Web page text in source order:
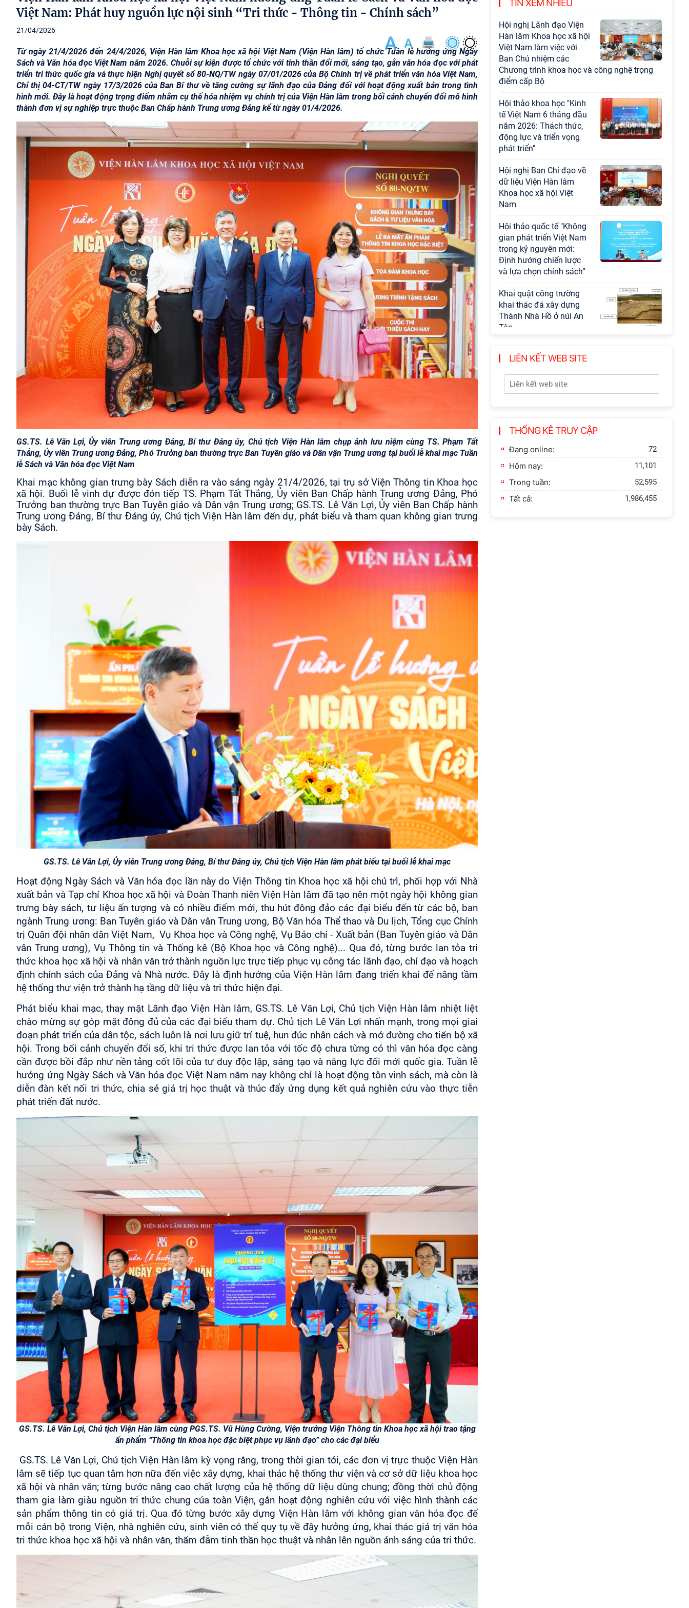
Việt Nam: Phát huy nguồn lực nội sinh “Tri thức - Thông tin - Chính sách”
21/04/2026
Từ ngày 21/4/2026 đến 24/4/2026, Viện Hàn lâm Khoa học xã hội Việt Nam (Viện Hàn lâm) tổ chức Tuần lễ hưởng ứng Ngày
Sách và Văn hóa đọc Việt Nam năm 2026. Chuỗi sự kiện được tổ chức với tinh thần đổi mới, sáng tạo, gắn văn hóa đọc với phát
triển tri thức quốc gia và thực hiện Nghị quyết số 80-NQ/TW ngày 07/01/2026 của Bộ Chính trị về phát triển văn hóa Việt Nam,
Chỉ thị 04-CT/TW ngày 17/3/2026 của Ban Bí thư về tăng cường sự lãnh đạo của Đảng đối với hoạt động xuất bản trong tình
hình mới. Đây là hoạt động trọng điểm nhằm cụ thể hóa nhiệm vụ chính trị của Viện Hàn lâm trong bối cảnh chuyển đổi mô hình
thành đơn vị sự nghiệp trực thuộc Ban Chấp hành Trung ương Đảng kể từ ngày 01/4/2026.
GS.TS. Lê Văn Lợi, Ủy viên Trung ương Đảng, Bí thư Đảng ủy, Chủ tịch Viện Hàn lâm chụp ảnh lưu niệm cùng TS. Phạm Tất
Thắng, Ủy viên Trung ương Đảng, Phó Trưởng ban thường trực Ban Tuyên giáo và Dân vận Trung ương tại buổi lễ khai mạc Tuần
lễ Sách và Văn hóa đọc Việt Nam
Khai mạc không gian trưng bày Sách diễn ra vào sáng ngày 21/4/2026, tại trụ sở Viện Thông tin Khoa học
xã hội. Buổi lễ vinh dự được đón tiếp TS. Phạm Tất Thắng, Ủy viên Ban Chấp hành Trung ương Đảng, Phó
Trưởng ban thường trực Ban Tuyên giáo và Dân vận Trung ương; GS.TS. Lê Văn Lợi, Ủy viên Ban Chấp hành
Trung ương Đảng, Bí thư Đảng ủy, Chủ tịch Viện Hàn lâm đến dự, phát biểu và tham quan không gian trưng
bày Sách.
GS.TS. Lê Văn Lợi, Ủy viên Trung ương Đảng, Bí thư Đảng ủy, Chủ tịch Viện Hàn lâm phát biểu tại buổi lễ khai mạc
Hoạt động Ngày Sách và Văn hóa đọc lần này do Viện Thông tin Khoa học xã hội chủ trì, phối hợp với Nhà
xuất bản và Tạp chí Khoa học xã hội và Đoàn Thanh niên Viện Hàn lâm đã tạo nên một ngày hội không gian
trưng bày sách, tư liệu ấn tượng và có nhiều điểm mới, thu hút đông đảo các đại biểu đến từ các bộ, ban
ngành Trung ương: Ban Tuyên giáo và Dân vân Trung ương, Bộ Văn hóa Thể thao và Du lịch,Tổng cục Chính
trị Quân đội nhân dân Việt Nam,Vụ Khoa học và Công nghệ, Vụ Báo chí - Xuất bản (Ban Tuyên giáo và Dân
vân Trung ương), Vụ Thông tin và Thống kê (Bộ Khoa học và Công nghệ)... Qua đó, từng bước lan tỏa tri
thức khoa học xã hội và nhân văn trở thành nguồn lực trực tiếp phục vụ công tác lãnh đạo, chỉ đạo và hoạch
định chính sách của Đảng và Nhà nước. Đây là định hướng của Viện Hàn lâm đang triển khai để nâng tầm
hệ thống thư viện trở thành hạ tầng dữ liệu và tri thức hiện đại.
Phát biểu khai mạc, thay mặt Lãnh đạo Viện Hàn lâm, GS.TS. Lê Văn Lợi, Chủ tịch Viện Hàn lâm nhiệt liệt
chào mừng sự góp mặt đông đủ của các đại biểu tham dự. Chủ tịch Lê Văn Lợi nhấn mạnh, trong mọi giai
đoạn phát triển của dân tộc, sách luôn là nơi lưu giữ trí tuệ, hun đúc nhân cách và mở đường cho tiến bộ xã
hội. Trong bối cảnh chuyển đổi số, khi tri thức được lan tỏa với tốc độ chưa từng có thì văn hóa đọc càng
cần được bồi đắp như nền tảng cốt lõi của tư duy độc lập, sáng tạo và năng lực đổi mới quốc gia. Tuần lễ
hưởng ứng Ngày Sách và Văn hóa đọc Việt Nam năm nay không chỉ là hoạt động tôn vinh sách, mà còn là
diễn đàn kết nối tri thức, chia sẻ giá trị học thuật và thúc đẩy ứng dụng kết quả nghiên cứu vào thực tiễn
phát triển đất nước.
GS.TS. Lê Văn Lợi, Chủ tịch Viện Hàn lâm cùng PGS.TS. Vũ Hùng Cường, Viện trưởng Viện Thông tin Khoa học xã hội trao tặng
ấn phẩm “Thông tin khoa học đặc biệt phục vụ lãnh đạo” cho các đại biểu
GS.TS. Lê Văn Lợi, Chủ tịch Viện Hàn lâm kỳ vọng rằng, trong thời gian tới, các đơn vị trực thuộc Viện Hàn
lâm sẽ tiếp tục quan tâm hơn nữa đến việc xây dựng, khai thác hệ thống thư viện và cơ sở dữ liệu khoa học
xã hội và nhân văn; từng bước nâng cao chất lượng của hệ thống dữ liệu dùng chung; đồng thời chủ động
tham gia làm giàu nguồn tri thức chung của toàn Viện, gắn hoạt động nghiên cứu với việc hình thành các
sản phẩm thông tin có giá trị. Qua đó từng bước xây dựng Viện Hàn lâm với không gian văn hóa đọc để
mỗi cán bộ trong Viện, nhà nghiên cứu, sinh viên có thể quy tụ về đây hưởng ứng, khai thác giá trị văn hóa
tri thức khoa học xã hội và nhân văn, thấm đẫm tinh thần học thuật và nhân lên nguồn ánh sáng của tri thức.
TIN XEM NHIỀU
đạo sự nghiệp xây dựng chủ nghĩa xã hội
Hội nghị Lãnh đạo Viện
Hàn lâm Khoa học xã hội
Việt Nam làm việc với
Ban Chủ nhiệm các
Chương trình khoa học và công nghệ trọng
điểm cấp Bộ
Hội thảo khoa học "Kinh
tế Việt Nam 6 tháng đầu
năm 2026: Thách thức,
động lực và triển vọng
phát triển"
Hội nghị Ban Chỉ đạo về
dữ liệu Viện Hàn lâm
Khoa học xã hội Việt
Nam
Hội thảo quốc tế "Không
gian phát triển Việt Nam
trong kỷ nguyên mới:
Định hướng chiến lược
và lựa chọn chính sách”
Khai quật công trường
khai thác đá xây dựng
Thành Nhà Hồ ở núi An
Tôn
LIÊN KẾT WEB SITE
THỐNG KÊ TRUY CẬP
Đang online: 72
Hôm nay: 11,101
Trong tuần: 52,595
Tất cả: 1,986,455